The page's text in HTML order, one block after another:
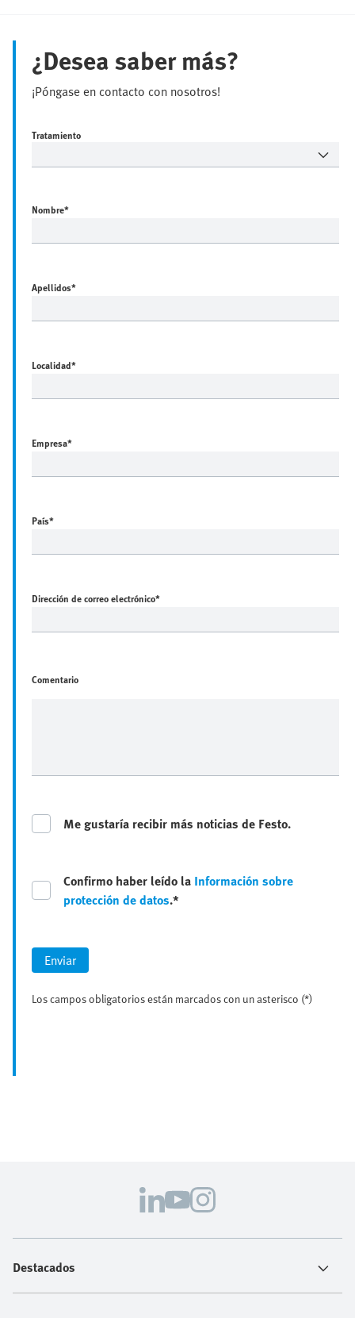
¿Desea saber más?
¡Póngase en contacto con nosotros!
Tratamiento
Nombre*
Apellidos*
Localidad*
Empresa*
País*
Dirección de correo electrónico*
Comentario
Me gustaría recibir más noticias de Festo.
Confirmo haber leído la Información sobre
protección de datos.*
Enviar
Los campos obligatorios están marcados con un asterisco (*)
Destacados